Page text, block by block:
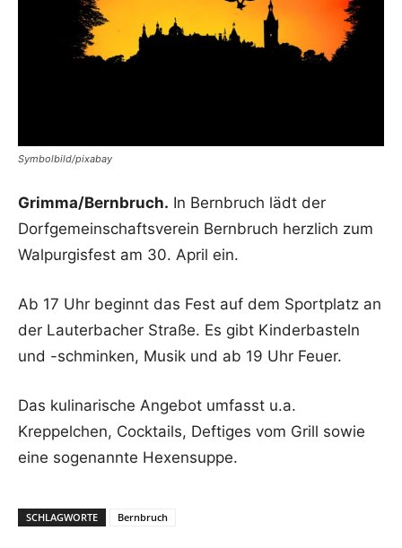
Symbolbild/pixabay
Grimma/Bernbruch. In Bernbruch lädt der
Dorfgemeinschaftsverein Bernbruch herzlich zum
Walpurgisfest am 30. April ein.
Ab 17 Uhr beginnt das Fest auf dem Sportplatz an
der Lauterbacher Straße. Es gibt Kinderbasteln
und -schminken, Musik und ab 19 Uhr Feuer.
Das kulinarische Angebot umfasst u.a.
Kreppelchen, Cocktails, Deftiges vom Grill sowie
eine sogenannte Hexensuppe.
SCHLAGWORTE Bernbruch